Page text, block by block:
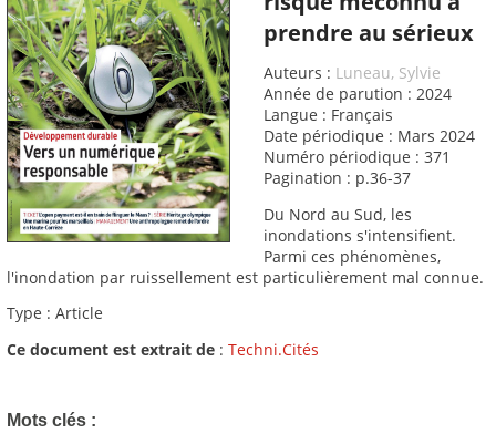
prendre au sérieux
Auteurs : Luneau, Sylvie
Année de parution : 2024
Langue : Français
Date périodique : Mars 2024
Numéro périodique : 371
Pagination : p.36-37
Du Nord au Sud, les
inondations s'intensifient.
Parmi ces phénomènes,
l'inondation par ruissellement est particulièrement mal connue.
Type : Article
Ce document est extrait de : Techni.Cités
Mots clés :